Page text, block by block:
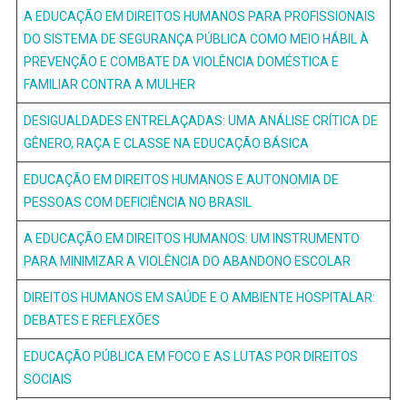
A EDUCAÇÃO EM DIREITOS HUMANOS PARA PROFISSIONAIS
DO SISTEMA DE SEGURANÇA PÚBLICA COMO MEIO HÁBIL À
PREVENÇÃO E COMBATE DA VIOLÊNCIA DOMÉSTICA E
FAMILIAR CONTRA A MULHER
DESIGUALDADES ENTRELAÇADAS: UMA ANÁLISE CRÍTICA DE
GÊNERO, RAÇA E CLASSE NA EDUCAÇÃO BÁSICA
EDUCAÇÃO EM DIREITOS HUMANOS E AUTONOMIA DE
PESSOAS COM DEFICIÊNCIA NO BRASIL
A EDUCAÇÃO EM DIREITOS HUMANOS: UM INSTRUMENTO
PARA MINIMIZAR A VIOLÊNCIA DO ABANDONO ESCOLAR
DIREITOS HUMANOS EM SAÚDE E O AMBIENTE HOSPITALAR:
DEBATES E REFLEXÕES
EDUCAÇÃO PÚBLICA EM FOCO E AS LUTAS POR DIREITOS
SOCIAIS